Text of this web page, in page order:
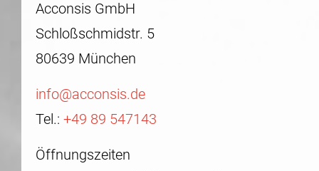
Acconsis GmbH
Schloßschmidstr. 5
80639 München
info@acconsis.de
Tel.: +49 89 547143
Öffnungszeiten